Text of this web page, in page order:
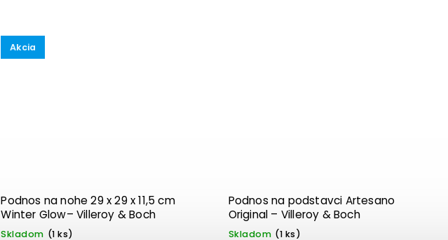
Akcia
Podnos na nohe 29 x 29 x 11,5 cm
Winter Glow– Villeroy & Boch
Skladom (1 ks)
Podnos na podstavci Artesano
Original – Villeroy & Boch
Skladom (1 ks)